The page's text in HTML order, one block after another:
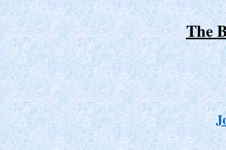
The